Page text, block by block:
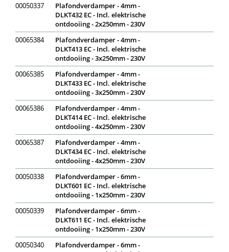
00050337
Plafondverdamper - 4mm -
DLKT432 EC - Incl. elektrische
ontdooiing - 2x250mm - 230V
00065384
Plafondverdamper - 4mm -
DLKT413 EC - Incl. elektrische
ontdooiing - 3x250mm - 230V
00065385
Plafondverdamper - 4mm -
DLKT433 EC - Incl. elektrische
ontdooiing - 3x250mm - 230V
00065386
Plafondverdamper - 4mm -
DLKT414 EC - Incl. elektrische
ontdooiing - 4x250mm - 230V
00065387
Plafondverdamper - 4mm -
DLKT434 EC - Incl. elektrische
ontdooiing - 4x250mm - 230V
00050338
Plafondverdamper - 6mm -
DLKT601 EC - Incl. elektrische
ontdooiing - 1x250mm - 230V
00050339
Plafondverdamper - 6mm -
DLKT611 EC - Incl. elektrische
ontdooiing - 1x250mm - 230V
00050340
Plafondverdamper - 6mm -